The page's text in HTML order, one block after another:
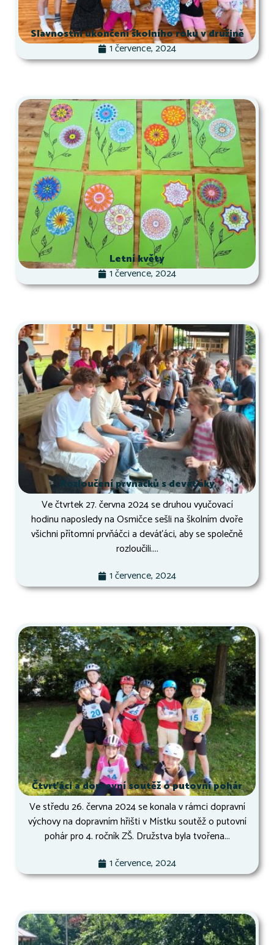
Slavnostní ukončení školního roku v družině
1 července, 2024
Letní květy
1 července, 2024
Rozloučení prvňáčků s deváťáky
Ve čtvrtek 27. června 2024 se druhou vyučovací
hodinu naposledy na Osmičce sešli na školním dvoře
všichni přítomní prvňáčci a deváťáci, aby se společně
rozloučili....
1 července, 2024
Čtvrťáci a dopravní soutěž o putovní pohár
Ve středu 26. června 2024 se konala v rámci dopravní
výchovy na dopravním hřišti v Místku soutěž o putovní
pohár pro 4. ročník ZŠ. Družstva byla tvořena...
1 července, 2024